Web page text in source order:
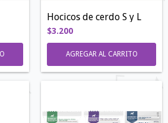
Hocicos de cerdo S y L
$3.200
AGREGAR AL CARRITO